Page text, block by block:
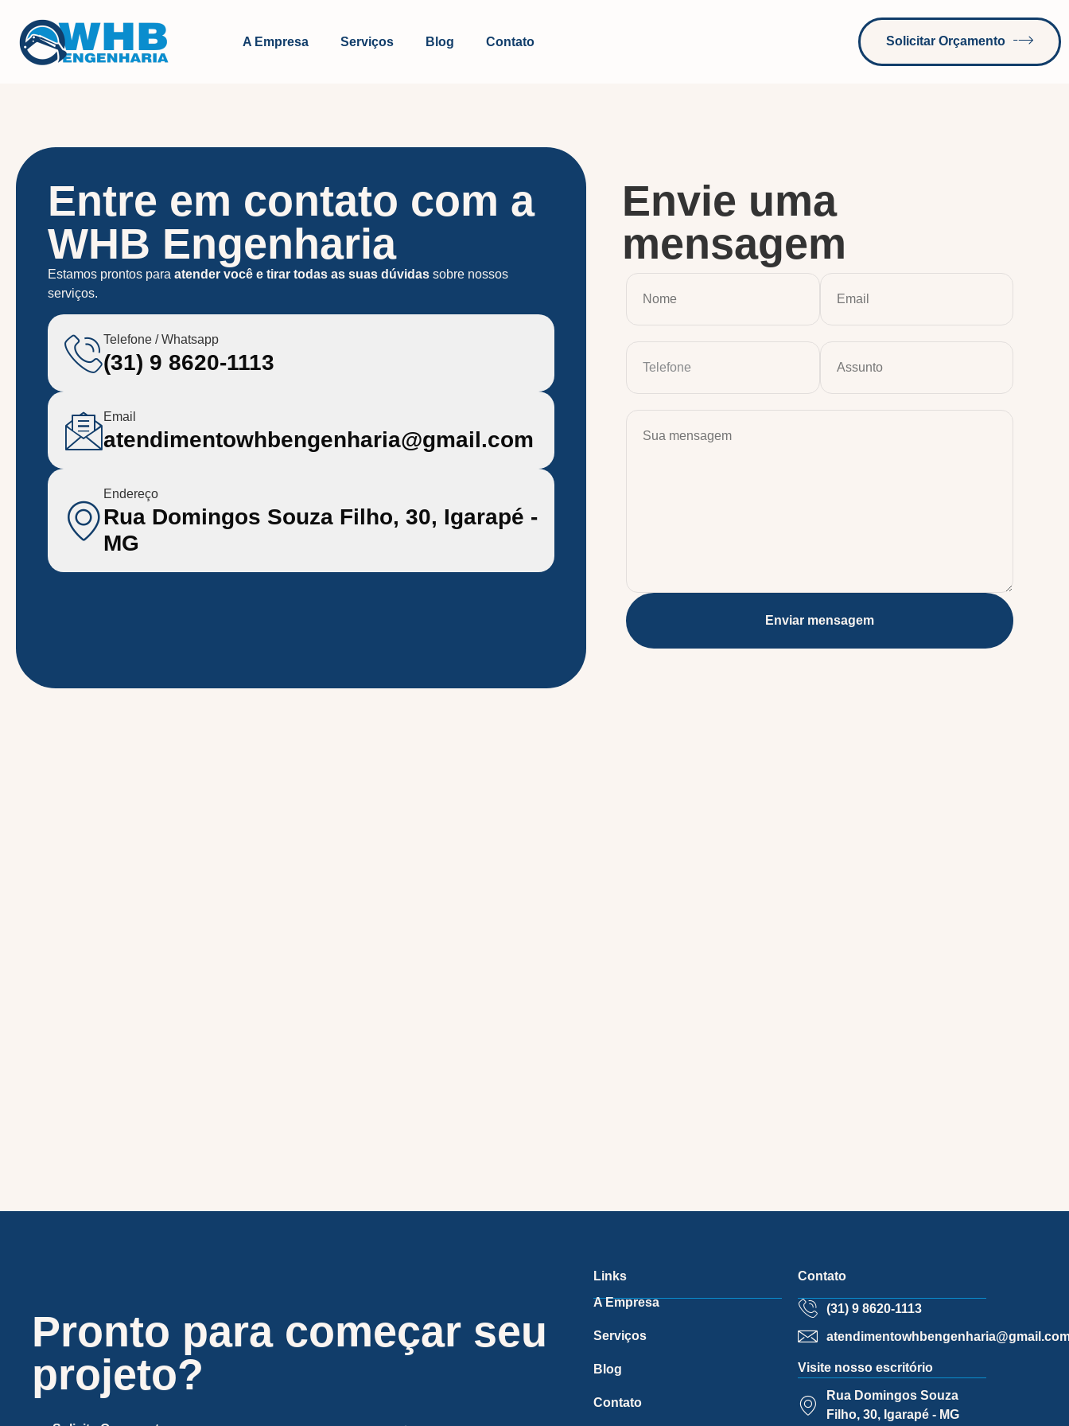
A Empresa Serviços Blog Contato Solicitar Orçamento
Entre em contato com a
WHB Engenharia
Estamos prontos para atender você e tirar todas as suas dúvidas sobre nossos
serviços.
Telefone / Whatsapp
(31) 9 8620-1113
Email
atendimentowhbengenharia@gmail.com
Endereço
Rua Domingos Souza Filho, 30, Igarapé -
MG
Envie uma
mensagem
Enviar mensagem
Pronto para começar seu
projeto?
Links
A Empresa
Serviços
Blog
Contato
Contato
(31) 9 8620-1113
Visite nosso escritório
Rua Domingos Souza
Filho, 30, Igarapé - MG